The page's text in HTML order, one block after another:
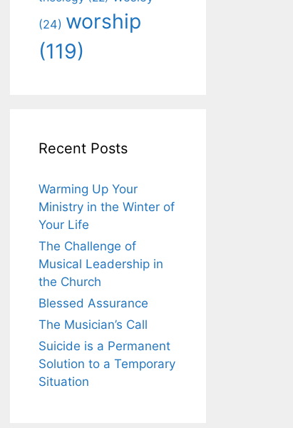
(24) worship
(119)
Recent Posts
Warming Up Your
Ministry in the Winter of
Your Life
The Challenge of
Musical Leadership in
the Church
Blessed Assurance
The Musician’s Call
Suicide is a Permanent
Solution to a Temporary
Situation